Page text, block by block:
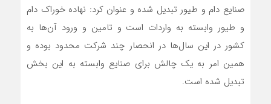
صنایع دام و طیور تبدیل شده و عنوان کرد: نهاده خوراک دام
و طیور وابسته به واردات است و تامین و ورود آن‌ها به
کشور در این سال‌ها در انحصار چند شرکت محدود بوده و
همین امر به یک چالش برای صنایع وابسته به این بخش
تبدیل شده است.